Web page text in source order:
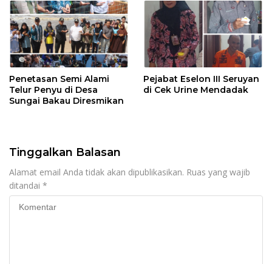
Pekerja Rentan
Penetasan Semi Alami
Telur Penyu di Desa
Sungai Bakau Diresmikan
Pejabat Eselon III Seruyan
di Cek Urine Mendadak
Tinggalkan Balasan
Alamat email Anda tidak akan dipublikasikan. Ruas yang wajib
ditandai *